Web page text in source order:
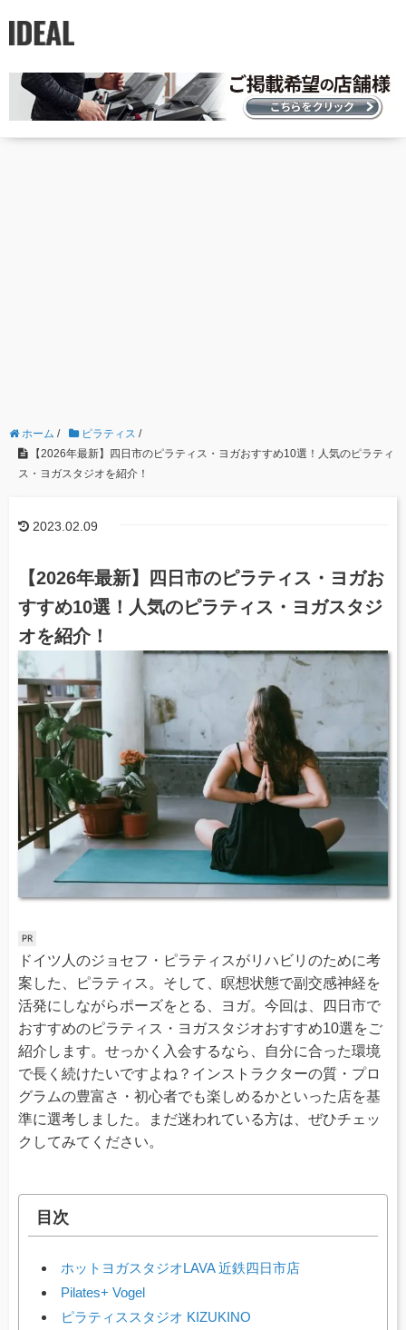
ホーム / ピラティス /
【2026年最新】四日市のピラティス・ヨガおすすめ10選！人気のピラティ
ス・ヨガスタジオを紹介！
2023.02.09
【2026年最新】四日市のピラティス・ヨガお
すすめ10選！人気のピラティス・ヨガスタジ
オを紹介！
ドイツ人のジョセフ・ピラティスがリハビリのために考
案した、ピラティス。そして、瞑想状態で副交感神経を
活発にしながらポーズをとる、ヨガ。今回は、四日市で
おすすめのピラティス・ヨガスタジオおすすめ10選をご
紹介します。せっかく入会するなら、自分に合った環境
で長く続けたいですよね？インストラクターの質・プロ
グラムの豊富さ・初心者でも楽しめるかといった店を基
準に選考しました。まだ迷われている方は、ぜひチェッ
クしてみてください。
目次
ホットヨガスタジオLAVA 近鉄四日市店
Pilates+ Vogel
ピラティススタジオ KIZUKINO